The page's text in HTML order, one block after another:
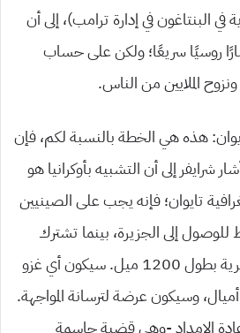
البنتاغون في إدارة ترامب)، إلى أن
روسيًا سريعًا؛ ولكن على حساب
الملايين من الناس.
هذه هي الخطة بالنسبة لكم، فإن
شرايفر إلى أن التشبيه بأوكرانيا هو
تايوان؛ فإنه يجب على الصينيين
للوصول إلى الجزيرة، بينما تشترك
روسيا وأوكرانيا في حدود برية بطول 1200 ميل. سيكون أي غزو
وسيكون عرضة لترسانة المواجهة.
الإمداد -وهي قضية حاسمة